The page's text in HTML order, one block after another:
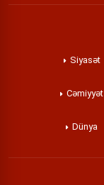
Siyasət
Cəmiyyət
Dünya